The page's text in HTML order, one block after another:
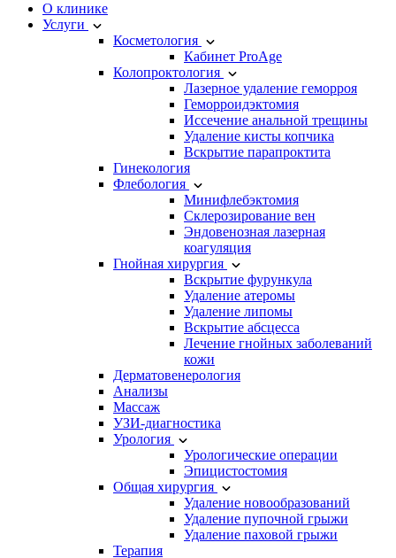
О клинике
Услуги
Косметология
Кабинет ProAge
Колопроктология
Лазерное удаление геморроя
Геморроидэктомия
Иссечение анальной трещины
Удаление кисты копчика
Вскрытие парапроктита
Гинекология
Флебология
Минифлебэктомия
Склерозирование вен
Эндовенозная лазерная
коагуляция
Гнойная хирургия
Вскрытие фурункула
Удаление атеромы
Удаление липомы
Вскрытие абсцесса
Лечение гнойных заболеваний
кожи
Дерматовенерология
Анализы
Массаж
УЗИ-диагностика
Урология
Урологические операции
Эпицистостомия
Общая хирургия
Удаление новообразований
Удаление пупочной грыжи
Удаление паховой грыжи
Терапия